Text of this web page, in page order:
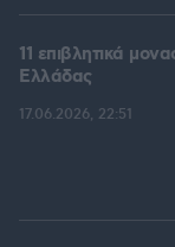
11 επιβλητικά
Ελλάδας
17.06.2026, 22:51